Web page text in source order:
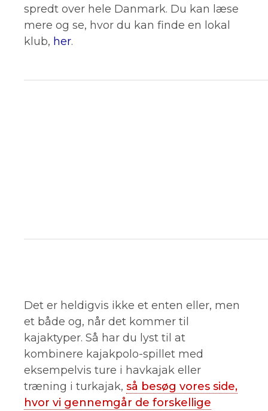
spredt over hele Danmark. Du kan læse
mere og se, hvor du kan finde en lokal
klub, her.
Det er heldigvis ikke et enten eller, men
et både og, når det kommer til
kajaktyper. Så har du lyst til at
kombinere kajakpolo-spillet med
eksempelvis ture i havkajak eller
træning i turkajak, så besøg vores side,
hvor vi gennemgår de forskellige